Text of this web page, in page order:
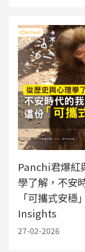
Panchi君爆紅
學了解，不安
「可攜式安穩
Insights
27-02-2026